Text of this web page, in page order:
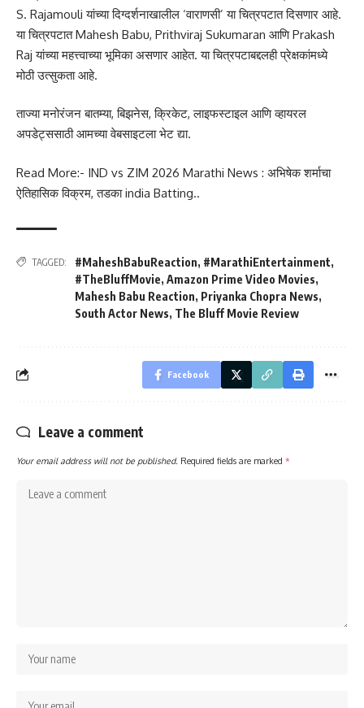
S. Rajamouli यांच्या दिग्दर्शनाखालील ‘वाराणसी’ या चित्रपटात दिसणार आहे.
या चित्रपटात Mahesh Babu, Prithviraj Sukumaran आणि Prakash
Raj यांच्या महत्त्वाच्या भूमिका असणार आहेत. या चित्रपटाबद्दलही प्रेक्षकांमध्ये
मोठी उत्सुकता आहे.
ताज्या मनोरंजन बातम्या, बिझनेस, क्रिकेट, लाइफस्टाइल आणि व्हायरल
अपडेट्ससाठी आमच्या वेबसाइटला भेट द्या.
Read More:- IND vs ZIM 2026 Marathi News : अभिषेक शर्माचा
ऐतिहासिक विक्रम, तडका india Batting..
TAGGED: #MaheshBabuReaction, #MarathiEntertainment,
#TheBluffMovie, Amazon Prime Video Movies,
Mahesh Babu Reaction, Priyanka Chopra News,
South Actor News, The Bluff Movie Review
Facebook
Leave a comment
Your email address will not be published. Required fields are marked *